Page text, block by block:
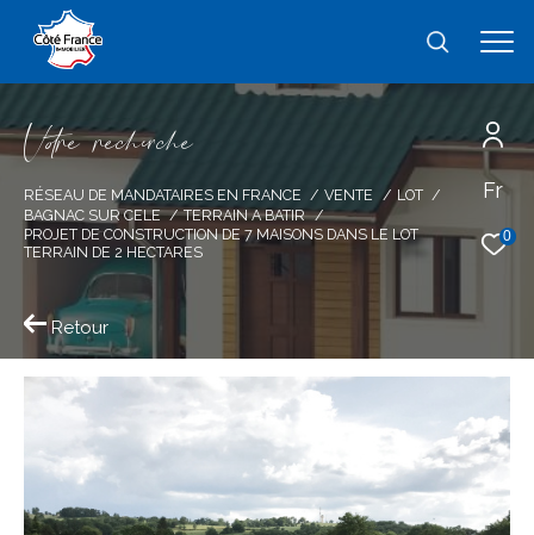
Fr
0
Vore recece
RÉSEAU DE MANDATAIRES EN FRANCE VENTE
LOT
BAGNAC SUR CELE
TERRAIN A BATIR
PROJET DE CONSTRUCTION DE 7 MAISONS DANS LE LOT
TERRAIN DE 2 HECTARES
Retour
Effectuer une recherche
et trouver le bien qui correspond à vos
critères
Type
d'offre
Vente
Type
bien
type de bien